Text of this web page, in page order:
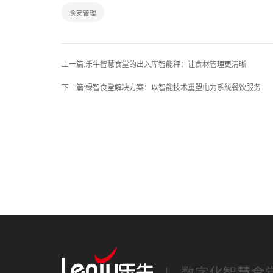
食安管理
上一篇:乐牛智慧食堂的出入库智能秤：让食材管理更清晰
下一篇:绿智食堂解决方案：以智能技术重塑电力系统餐饮服务